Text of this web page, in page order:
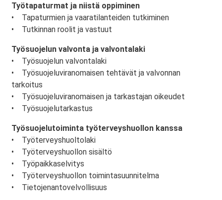
Työtapaturmat ja niistä oppiminen
• Tapaturmien ja vaaratilanteiden tutkiminen
• Tutkinnan roolit ja vastuut
Työsuojelun valvonta ja valvontalaki
• Työsuojelun valvontalaki
• Työsuojeluviranomaisen tehtävät ja valvonnan
tarkoitus
• Työsuojeluviranomaisen ja tarkastajan oikeudet
• Työsuojelutarkastus
Työsuojelutoiminta työterveyshuollon kanssa
• Työterveyshuoltolaki
• Työterveyshuollon sisältö
• Työpaikkaselvitys
• Työterveyshuollon toimintasuunnitelma
• Tietojenantovelvollisuus